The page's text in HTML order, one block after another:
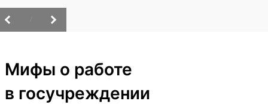
Мифы о работе
в госучреждении